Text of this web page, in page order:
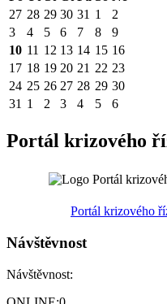
27 28 29 30 31 1
2
3
4 5 6 7 8
9
10 11 12 13 14 15 16
17 18 19 20 21 22 23
24 25 26 27 28 29 30
31 1 2 3 4 5 6
Portál krizového
Portál krizového
Návštěvnost
Návštěvnost: